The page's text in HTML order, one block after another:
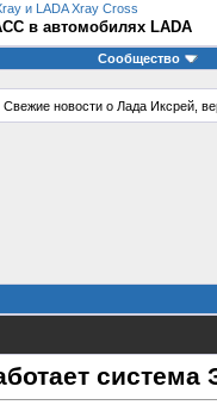
и LADA Xray Cross
в автомобилях LADA
Сообщество
Свежие новости о Лада Иксрей,